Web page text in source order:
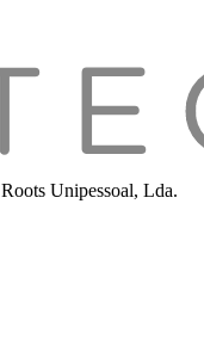
Unipessoal, Lda.